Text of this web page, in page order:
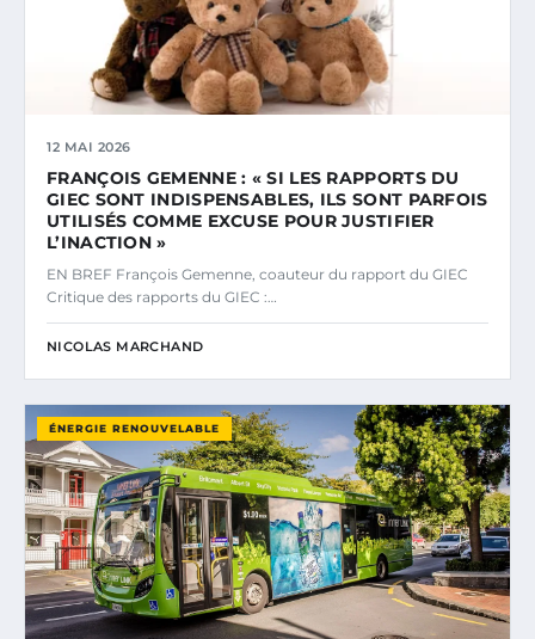
12 MAI 2026
FRANÇOIS GEMENNE : « SI LES RAPPORTS DU
GIEC SONT INDISPENSABLES, ILS SONT PARFOIS
UTILISÉS COMME EXCUSE POUR JUSTIFIER
L’INACTION »
EN BREF François Gemenne, coauteur du rapport du GIEC
Critique des rapports du GIEC :…
NICOLAS MARCHAND
ÉNERGIE RENOUVELABLE